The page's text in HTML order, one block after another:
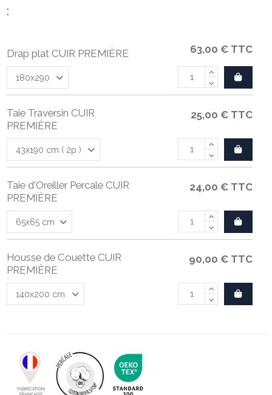
:
Drap plat CUIR PREMIÈRE 63,00 € TTC
Taie Traversin CUIR
PREMIÈRE
25,00 € TTC
Taie d'Oreiller Percale CUIR
PREMIÈRE
24,00 € TTC
Housse de Couette CUIR
PREMIÈRE
90,00 € TTC